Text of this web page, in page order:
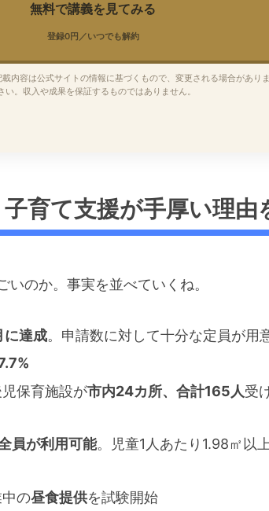
無料で講義を見てみる
登録0円／いつでも解約
内容は公式サイトの情報に基づくもので、変更される場合があり
。収入や成果を保証するものではありません。
育て支援が手厚い理由
のか。事実を並べていくね。
達成。申請数に対して十分な定員が用
保育施設が市内24カ所、合計165人受
員が利用可能。児童1人あたり1.98㎡以
の昼食提供を試験開始